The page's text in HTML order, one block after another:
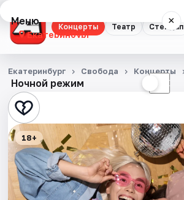
Концерты Театр Стендап
Меню ×
Екатеринбург
Концерты
Театр
Стендап
Выставки
Квесты
Ночной режим ☾
Екатеринбург Свобода Концерты
18+